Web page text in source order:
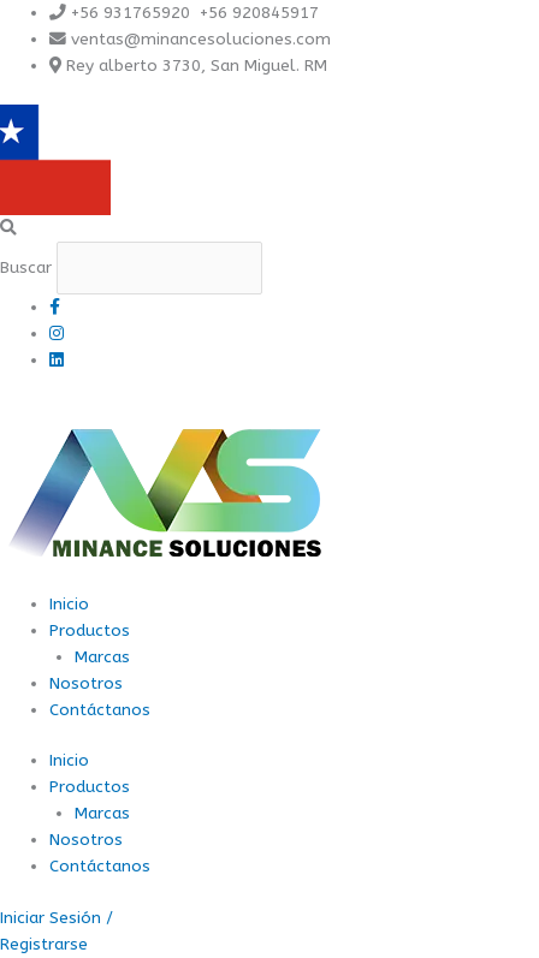
contenido
+56 931765920 +56 920845917
ventas@minancesoluciones.com
Rey alberto 3730, San Miguel. RM
Buscar
Inicio
Productos
Marcas
Nosotros
Contáctanos
Inicio
Productos
Marcas
Nosotros
Contáctanos
Iniciar Sesión /
Registrarse